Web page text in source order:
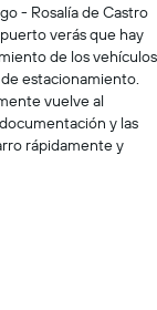
- Rosalía de Castro
verás que hay
de los vehículos
estacionamiento.
vuelve al
y las
rápidamente y